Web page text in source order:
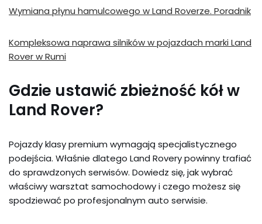
Wymiana płynu hamulcowego w Land Roverze. Poradnik
Kompleksowa naprawa silników w pojazdach marki Land
Rover w Rumi
Gdzie ustawić zbieżność kół w
Land Rover?
Pojazdy klasy premium wymagają specjalistycznego
podejścia. Właśnie dlatego Land Rovery powinny trafiać
do sprawdzonych serwisów. Dowiedz się, jak wybrać
właściwy warsztat samochodowy i czego możesz się
spodziewać po profesjonalnym auto serwisie.